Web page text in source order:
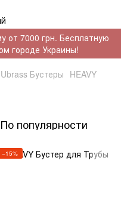
от 7000 грн. Бесплатную
городе Украины!
Бустеры HEAVY
По популярности
−15%